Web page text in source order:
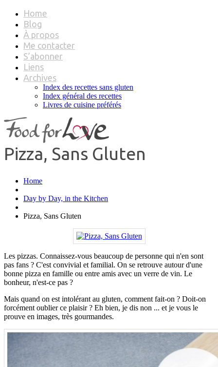
Home
Blog
À propos
Me contacter
S’abonner
Liens
Archives
Index des recettes sans gluten
Index général des recettes
Livres de cuisine préférés
Pizza, Sans Gluten
Home
Day by Day, in the Kitchen
Pizza, Sans Gluten
Les pizzas. Connaissez-vous beaucoup de personne qui n'en sont
pas fans ? C'est convivial et familial. On se retrouve autour d'une
bonne pizza en famille ou entre amis avec un verre de vin. Le
bonheur, n'est-ce pas ?
Mais quand on est intolérant au gluten, comment fait-on ? Doit-on
forcément oublier ce plaisir ? Eh bien, je dis non ... et je vous le
prouve en images, très gourmandes.